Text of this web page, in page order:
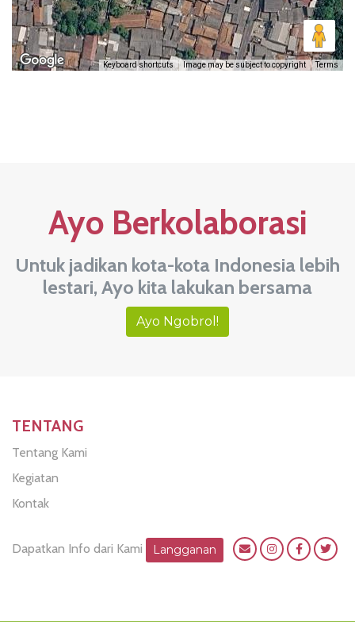
Keyboard shortcuts Image may be subject to copyright Terms
Ayo Berkolaborasi
Untuk jadikan kota-kota Indonesia lebih
lestari, Ayo kita lakukan bersama
Ayo Ngobrol!
TENTANG
Tentang Kami
Kegiatan
Kontak
Dapatkan Info dari Kami Langganan